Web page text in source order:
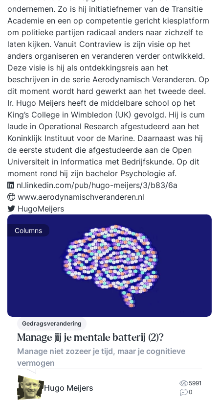
ondernemen. Zo is hij initiatiefnemer van de Transitie
Academie en een op competentie gericht kiesplatform
om politieke partijen radicaal anders naar zichzelf te
laten kijken. Vanuit Contraview is zijn visie op het
anders organiseren en veranderen verder ontwikkeld.
Deze visie is hij als ontdekkingsreis aan het
beschrijven in de serie Aerodynamisch Veranderen. Op
dit moment wordt hard gewerkt aan het tweede deel.
Ir. Hugo Meijers heeft de middelbare school op het
King’s College in Wimbledon (UK) gevolgd. Hij is cum
laude in Operational Research afgestudeerd aan het
Koninklijk Instituut voor de Marine. Daarnaast was hij
de eerste student die afgestudeerde aan de Open
Universiteit in Informatica met Bedrijfskunde. Op dit
moment rond hij zijn bachelor Psychologie af.
nl.linkedin.com/pub/hugo-meijers/3/b83/6a
www.aerodynamischveranderen.nl
HugoMeijers
Columns
Gedragsverandering
Manage jij je mentale batterij (2)?
Manage niet zozeer je tijd, maar je cognitieve
vermogen
Hugo Meijers
5991
0